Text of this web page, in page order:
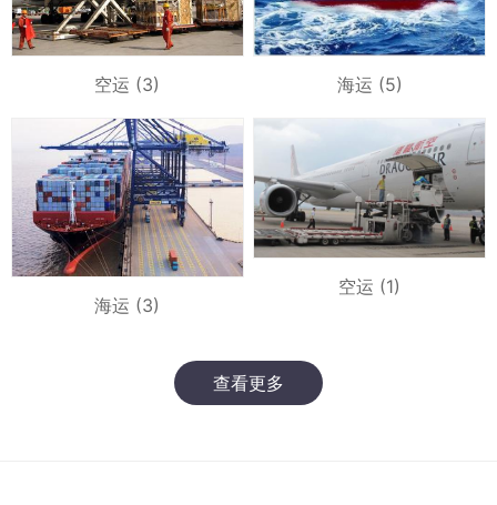
空运 (3) 海运 (5)
海运 (3)
空运 (1)
查看更多